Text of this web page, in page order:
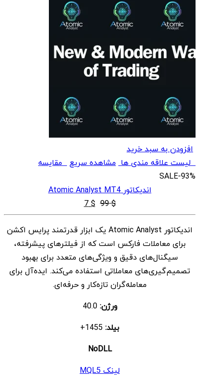
افزودن به سبد خرید
لیست علاقه مندی ها مشاهده سریعمقایسه
SALE-93%
اندیکاتور Atomic Analyst MT4
$
99
قیمت
اصلی
$ 99
بود.
$
7 قیمت
فعلی
$ 7
است.
اندیکاتور Atomic Analyst یک ابزار قدرتمند پرایس اکشن
برای معاملات فارکس است که از فیلترهای پیشرفته،
سیگنال‌های دقیق و ویژگی‌های متعدد برای بهبود
تصمیم‌گیری‌های معاملاتی استفاده می‌کند. ایده‌آل برای
معامله‌گران تازه‌کار و حرفه‌ای.
ورژن:40.0
بیلد:
NoDLL
لینک MQL5